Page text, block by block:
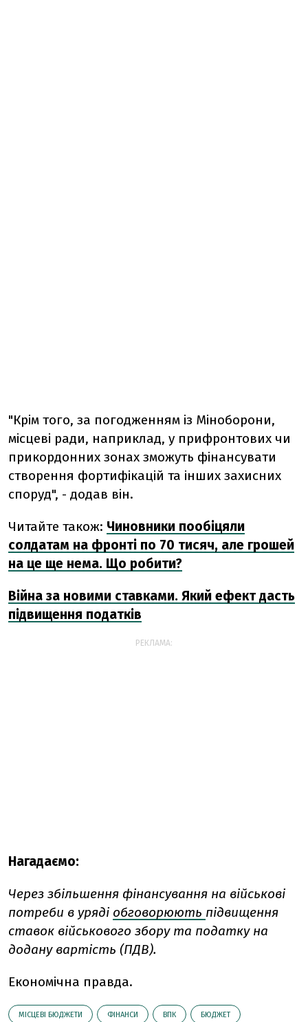
"Крім того, за погодженням із Міноборони,
місцеві ради, наприклад, у прифронтових чи
прикордонних зонах зможуть фінансувати
створення фортифікацій та інших захисних
споруд", - додав він.
Читайте також: Чиновники пообіцяли
солдатам на фронті по 70 тисяч, але грошей
на це ще нема. Що робити?
Війна за новими ставками. Який ефект дасть
підвищення податків
РЕКЛАМА:
Нагадаємо:
Через збільшення фінансування на військові
потреби в уряді обговорюють підвищення
ставок військового збору та податку на
додану вартість (ПДВ).
Економічна правда.
МІСЦЕВІ БЮДЖЕТИ ФІНАНСИ ВПК БЮДЖЕТ